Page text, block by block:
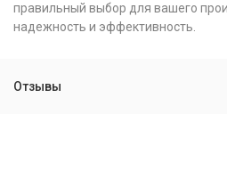
правильный выбор для вашего
надежность и эффективность.
Отзывы